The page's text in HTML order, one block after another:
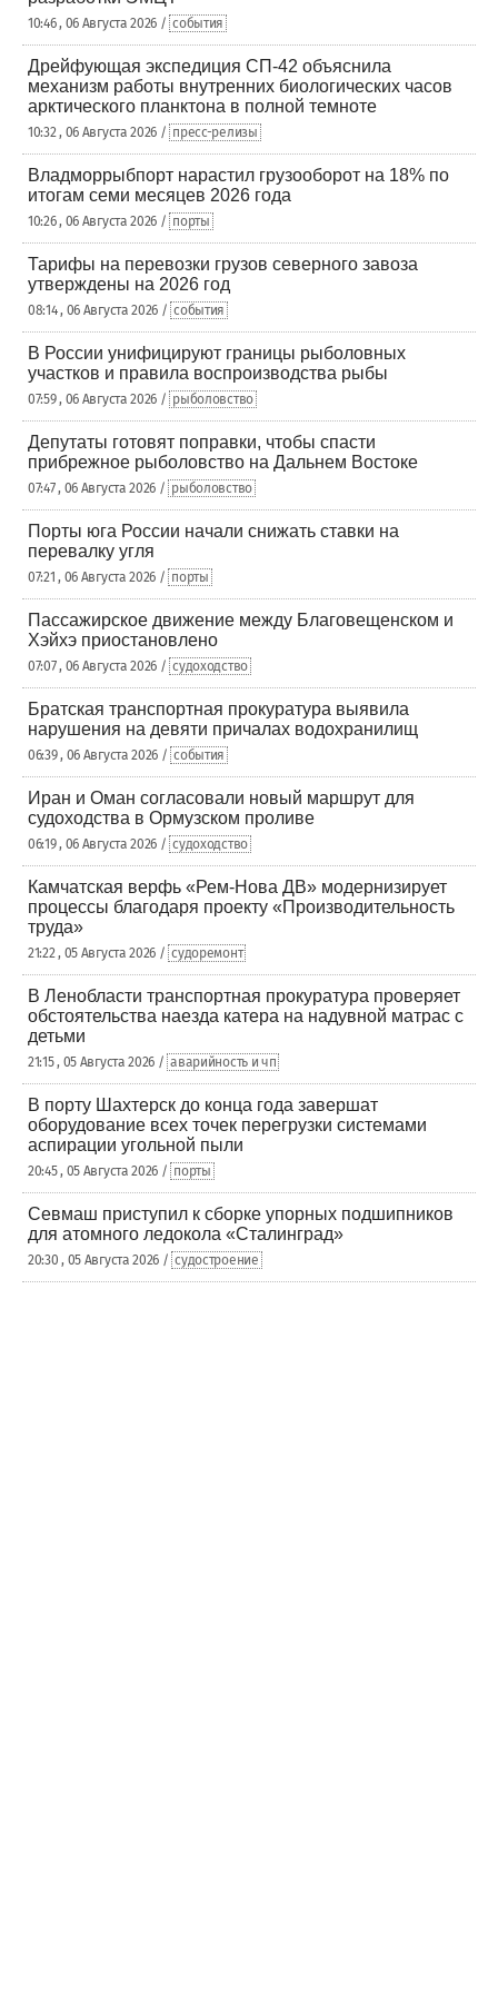
10:46 , 06 Августа 2026 / события
Дрейфующая экспедиция СП-42 объяснила
механизм работы внутренних биологических часов
арктического планктона в полной темноте
10:32 , 06 Августа 2026 / пресс-релизы
Владморрыбпорт нарастил грузооборот на 18% по
итогам семи месяцев 2026 года
10:26 , 06 Августа 2026 / порты
Тарифы на перевозки грузов северного завоза
утверждены на 2026 год
08:14 , 06 Августа 2026 / события
В России унифицируют границы рыболовных
участков и правила воспроизводства рыбы
07:59 , 06 Августа 2026 / рыболовство
Депутаты готовят поправки, чтобы спасти
прибрежное рыболовство на Дальнем Востоке
07:47 , 06 Августа 2026 / рыболовство
Порты юга России начали снижать ставки на
перевалку угля
07:21 , 06 Августа 2026 / порты
Пассажирское движение между Благовещенском и
Хэйхэ приостановлено
07:07 , 06 Августа 2026 / судоходство
Братская транспортная прокуратура выявила
нарушения на девяти причалах водохранилищ
06:39 , 06 Августа 2026 / события
Иран и Оман согласовали новый маршрут для
судоходства в Ормузском проливе
06:19 , 06 Августа 2026 / судоходство
Камчатская верфь «Рем-Нова ДВ» модернизирует
процессы благодаря проекту «Производительность
труда»
21:22 , 05 Августа 2026 / судоремонт
В Ленобласти транспортная прокуратура проверяет
обстоятельства наезда катера на надувной матрас с
детьми
21:15 , 05 Августа 2026 / аварийность и чп
В порту Шахтерск до конца года завершат
оборудование всех точек перегрузки системами
аспирации угольной пыли
20:45 , 05 Августа 2026 / порты
Севмаш приступил к сборке упорных подшипников
для атомного ледокола «Сталинград»
20:30 , 05 Августа 2026 / судостроение